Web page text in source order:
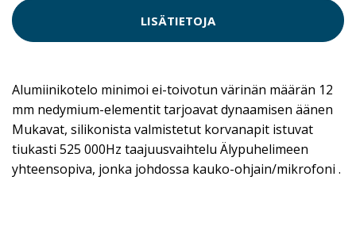
LISÄTIETOJA
Alumiinikotelo minimoi ei-toivotun värinän määrän 12
mm nedymium-elementit tarjoavat dynaamisen äänen
Mukavat, silikonista valmistetut korvanapit istuvat
tiukasti 525 000Hz taajuusvaihtelu Älypuhelimeen
yhteensopiva, jonka johdossa kauko-ohjain/mikrofoni .